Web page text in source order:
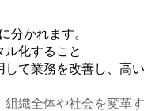
分かれます。
ル化すること
して業務を改善し、高い
組織全体や社会を変革す